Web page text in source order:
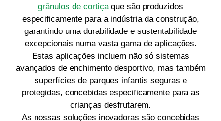
grânulos de cortiçaque são produzidos
especificamente para a indústria da construção,
garantindo uma durabilidade e sustentabilidade
excepcionais numa vasta gama de aplicações.
Estas aplicações incluem não só sistemas
avançados de enchimento desportivo, mas também
superfícies de parques infantis seguras e
protegidas, concebidas especificamente para as
crianças desfrutarem.
As nossas soluções inovadoras são concebidas